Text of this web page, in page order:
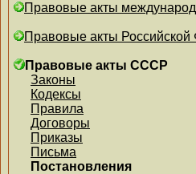
Правовые акты
Правовые акты Российской
Правовые акты СССР
Законы
Кодексы
Правила
Договоры
Приказы
Письма
Постановления